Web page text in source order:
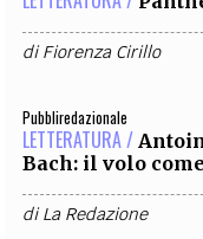
diFiorenza Cirillo
Pubbliredazionale
LETTERATURA /
Bach: il volo
diLa Redazione